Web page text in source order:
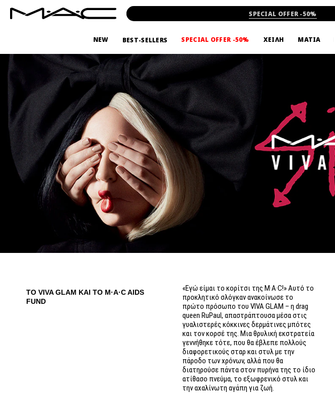
SPECIAL OFFER -50%
NEW BEST-SELLERS SPECIAL OFFER -50% ΧΕΙΛΗ ΜΑΤΙΑ
ΤΟ VIVA GLAM ΚΑΙ ΤΟ M·A·C AIDS
FUND
«Εγώ είμαι το κορίτσι της M·A·C!» Αυτό το
προκλητικό σλόγκαν ανακοίνωσε το
πρώτο πρόσωπο του VIVA GLAM – η drag
queen RuPaul, απαστράπτουσα μέσα στις
γυαλιστερές κόκκινες δερμάτινες μπότες
και τον κορσέ της. Μια θρυλική εκστρατεία
γεννήθηκε τότε, που θα έβλεπε πολλούς
διαφορετικούς σταρ και στυλ με την
πάροδο των χρόνων, αλλά που θα
διατηρούσε πάντα στον πυρήνα της το ίδιο
ατίθασο πνεύμα, το εξωφρενικό στυλ και
την αχαλίνωτη αγάπη για ζωή.